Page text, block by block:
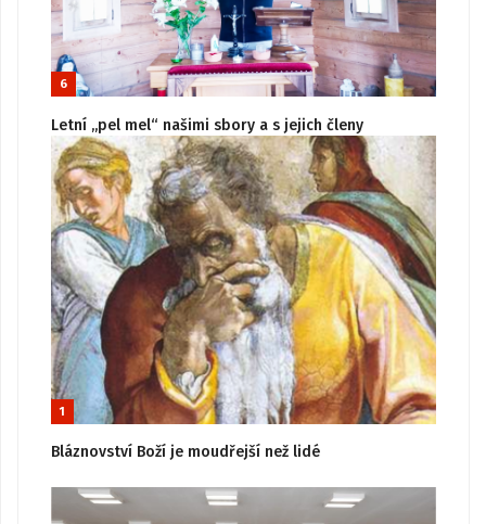
6
Letní „pel mel“ našimi sbory a s jejich členy
1
Bláznovství Boží je moudřejší než lidé